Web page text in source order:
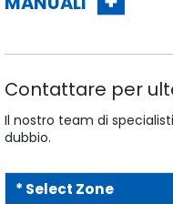
Contattare per
Il nostro team di
dubbio.